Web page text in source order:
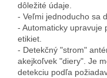
dôležité údaje.
- Veľmi jednoducho sa
- Automaticky upravuje
etikiet.
- Detekčný "strom"
akejkoľvek "diery". Je
detekciu podľa